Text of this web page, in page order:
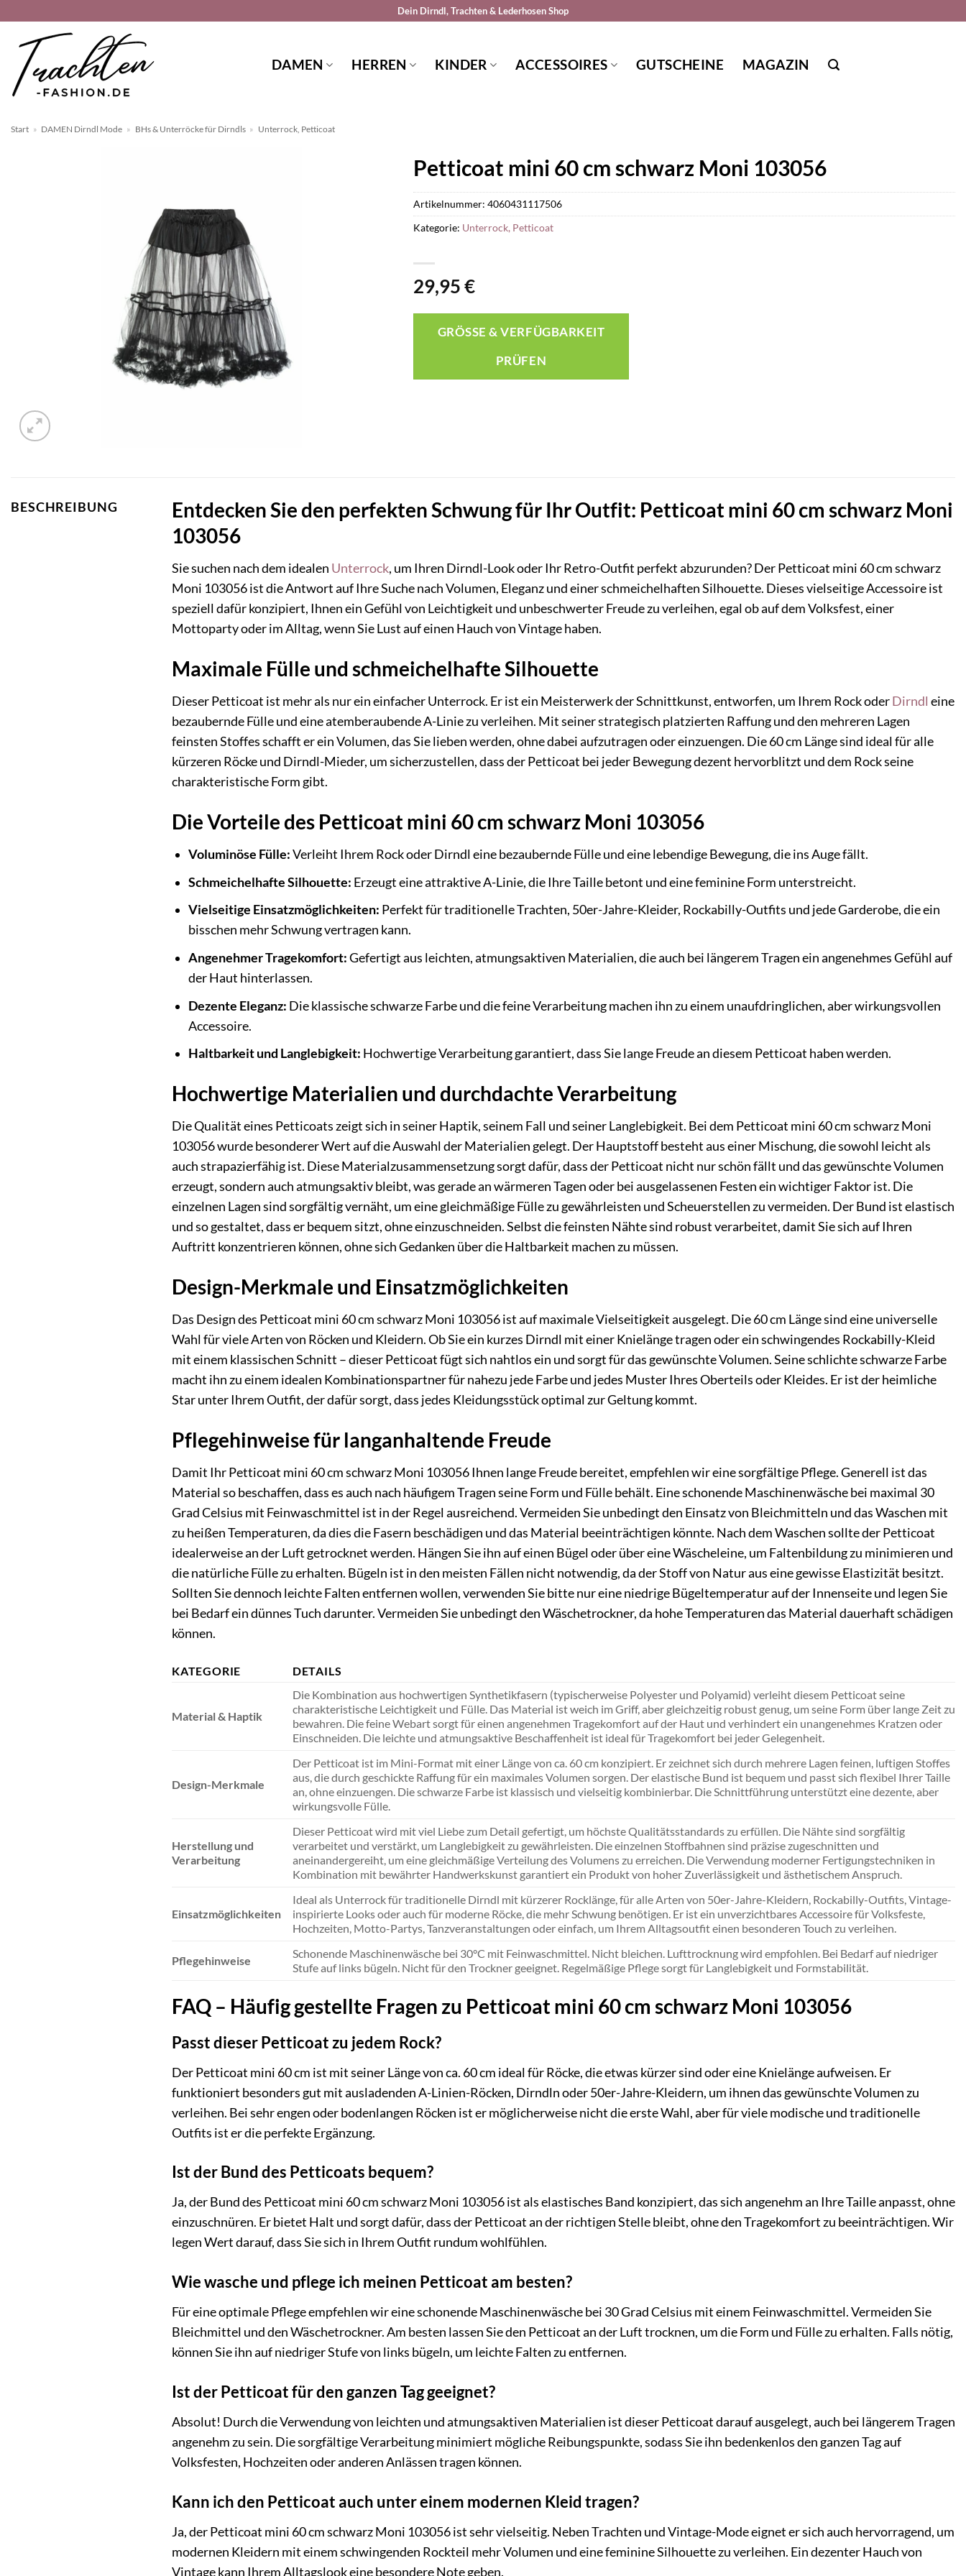
springen
Dein Dirndl, Trachten & Lederhosen Shop
DAMEN HERREN KINDER ACCESSOIRES GUTSCHEINE MAGAZIN
Start » DAMEN Dirndl Mode » BHs & Unterröcke für Dirndls » Unterrock, Petticoat
Petticoat mini 60 cm schwarz Moni 103056
29,95€
GRÖSSE & VERFÜGBARKEIT P
RÜFEN
Artikelnummer: 4060431117506
Kategorie: Unterrock, Petticoat
BESCHREIBUNG
Entdecken Sie den perfekten Schwung für Ihr Outfit: Petticoat mini 60 cm schwarz Moni
103056
Sie suchen nach dem idealen Unterrock, um Ihren Dirndl-Look oder Ihr Retro-Outfit perfekt abzurunden? Der Petticoat mini 60 cm schwarz
Moni 103056 ist die Antwort auf Ihre Suche nach Volumen, Eleganz und einer schmeichelhaften Silhouette. Dieses vielseitige Accessoire ist
speziell dafür konzipiert, Ihnen ein Gefühl von Leichtigkeit und unbeschwerter Freude zu verleihen, egal ob auf dem Volksfest, einer
Mottoparty oder im Alltag, wenn Sie Lust auf einen Hauch von Vintage haben.
Maximale Fülle und schmeichelhafte Silhouette
Dieser Petticoat ist mehr als nur ein einfacher Unterrock. Er ist ein Meisterwerk der Schnittkunst, entworfen, um Ihrem Rock oderDirndl eine
bezaubernde Fülle und eine atemberaubende A-Linie zu verleihen. Mit seiner strategisch platzierten Raffung und den mehreren Lagen
feinsten Stoffes schafft er ein Volumen, das Sie lieben werden, ohne dabei aufzutragen oder einzuengen. Die 60 cm Länge sind ideal für alle
kürzeren Röcke und Dirndl-Mieder, um sicherzustellen, dass der Petticoat bei jeder Bewegung dezent hervorblitzt und dem Rock seine
charakteristische Form gibt.
Die Vorteile des Petticoat mini 60 cm schwarz Moni 103056
Voluminöse Fülle:Verleiht Ihrem Rock oder Dirndl eine bezaubernde Fülle und eine lebendige Bewegung, die ins Auge fällt.
Schmeichelhafte Silhouette: Erzeugt eine attraktive A-Linie, die Ihre Taille betont und eine feminine Form unterstreicht.
Vielseitige Einsatzmöglichkeiten: Perfekt für traditionelle Trachten, 50er-Jahre-Kleider, Rockabilly-Outfits und jede Garderobe, die ein
bisschen mehr Schwung vertragen kann.
Angenehmer Tragekomfort:Gefertigt aus leichten, atmungsaktiven Materialien, die auch bei längerem Tragen ein angenehmes Gefühl auf
der Haut hinterlassen.
Dezente Eleganz: Die klassische schwarze Farbe und die feine Verarbeitung machen ihn zu einem unaufdringlichen, aber wirkungsvollen
Accessoire.
Haltbarkeit und Langlebigkeit: Hochwertige Verarbeitung garantiert, dass Sie lange Freude an diesem Petticoat haben werden.
Hochwertige Materialien und durchdachte Verarbeitung
Die Qualität eines Petticoats zeigt sich in seiner Haptik, seinem Fall und seiner Langlebigkeit. Bei dem Petticoat mini 60 cm schwarz Moni
103056 wurde besonderer Wert auf die Auswahl der Materialien gelegt. Der Hauptstoff besteht aus einer Mischung, die sowohl leicht als
auch strapazierfähig ist. Diese Materialzusammensetzung sorgt dafür, dass der Petticoat nicht nur schön fällt und das gewünschte Volumen
erzeugt, sondern auch atmungsaktiv bleibt, was gerade an wärmeren Tagen oder bei ausgelassenen Festen ein wichtiger Faktor ist. Die
einzelnen Lagen sind sorgfältig vernäht, um eine gleichmäßige Fülle zu gewährleisten und Scheuerstellen zu vermeiden. Der Bund ist elastisch
und so gestaltet, dass er bequem sitzt, ohne einzuschneiden. Selbst die feinsten Nähte sind robust verarbeitet, damit Sie sich auf Ihren
Auftritt konzentrieren können, ohne sich Gedanken über die Haltbarkeit machen zu müssen.
Design-Merkmale und Einsatzmöglichkeiten
Das Design des Petticoat mini 60 cm schwarz Moni 103056 ist auf maximale Vielseitigkeit ausgelegt. Die 60 cm Länge sind eine universelle
Wahl für viele Arten von Röcken und Kleidern. Ob Sie ein kurzes Dirndl mit einer Knielänge tragen oder ein schwingendes Rockabilly-Kleid
mit einem klassischen Schnitt – dieser Petticoat fügt sich nahtlos ein und sorgt für das gewünschte Volumen. Seine schlichte schwarze Farbe
macht ihn zu einem idealen Kombinationspartner für nahezu jede Farbe und jedes Muster Ihres Oberteils oder Kleides. Er ist der heimliche
Star unter Ihrem Outfit, der dafür sorgt, dass jedes Kleidungsstück optimal zur Geltung kommt.
Pflegehinweise für langanhaltende Freude
Damit Ihr Petticoat mini 60 cm schwarz Moni 103056 Ihnen lange Freude bereitet, empfehlen wir eine sorgfältige Pflege. Generell ist das
Material so beschaffen, dass es auch nach häufigem Tragen seine Form und Fülle behält. Eine schonende Maschinenwäsche bei maximal 30
Grad Celsius mit Feinwaschmittel ist in der Regel ausreichend. Vermeiden Sie unbedingt den Einsatz von Bleichmitteln und das Waschen mit
zu heißen Temperaturen, da dies die Fasern beschädigen und das Material beeinträchtigen könnte. Nach dem Waschen sollte der Petticoat
idealerweise an der Luft getrocknet werden. Hängen Sie ihn auf einen Bügel oder über eine Wäscheleine, um Faltenbildung zu minimieren und
die natürliche Fülle zu erhalten. Bügeln ist in den meisten Fällen nicht notwendig, da der Stoff von Natur aus eine gewisse Elastizität besitzt.
Sollten Sie dennoch leichte Falten entfernen wollen, verwenden Sie bitte nur eine niedrige Bügeltemperatur auf der Innenseite und legen Sie
bei Bedarf ein dünnes Tuch darunter. Vermeiden Sie unbedingt den Wäschetrockner, da hohe Temperaturen das Material dauerhaft schädigen
können.
KATEGORIE DETAILS
Material & Haptik
Die Kombination aus hochwertigen Synthetikfasern (typischerweise Polyester und Polyamid) verleiht diesem Petticoat seine
charakteristische Leichtigkeit und Fülle. Das Material ist weich im Griff, aber gleichzeitig robust genug, um seine Form über lange Zeit zu
bewahren. Die feine Webart sorgt für einen angenehmen Tragekomfort auf der Haut und verhindert ein unangenehmes Kratzen oder
Einschneiden. Die leichte und atmungsaktive Beschaffenheit ist ideal für Tragekomfort bei jeder Gelegenheit.
Design-Merkmale
Der Petticoat ist im Mini-Format mit einer Länge von ca. 60 cm konzipiert. Er zeichnet sich durch mehrere Lagen feinen, luftigen Stoffes
aus, die durch geschickte Raffung für ein maximales Volumen sorgen. Der elastische Bund ist bequem und passt sich flexibel Ihrer Taille
an, ohne einzuengen. Die schwarze Farbe ist klassisch und vielseitig kombinierbar. Die Schnittführung unterstützt eine dezente, aber
wirkungsvolle Fülle.
Herstellung und
Verarbeitung
Dieser Petticoat wird mit viel Liebe zum Detail gefertigt, um höchste Qualitätsstandards zu erfüllen. Die Nähte sind sorgfältig
verarbeitet und verstärkt, um Langlebigkeit zu gewährleisten. Die einzelnen Stoffbahnen sind präzise zugeschnitten und
aneinandergereiht, um eine gleichmäßige Verteilung des Volumens zu erreichen. Die Verwendung moderner Fertigungstechniken in
Kombination mit bewährter Handwerkskunst garantiert ein Produkt von hoher Zuverlässigkeit und ästhetischem Anspruch.
Einsatzmöglichkeiten
Ideal als Unterrock für traditionelle Dirndl mit kürzerer Rocklänge, für alle Arten von 50er-Jahre-Kleidern, Rockabilly-Outfits, Vintage-
inspirierte Looks oder auch für moderne Röcke, die mehr Schwung benötigen. Er ist ein unverzichtbares Accessoire für Volksfeste,
Hochzeiten, Motto-Partys, Tanzveranstaltungen oder einfach, um Ihrem Alltagsoutfit einen besonderen Touch zu verleihen.
Pflegehinweise
Schonende Maschinenwäsche bei 30°C mit Feinwaschmittel. Nicht bleichen. Lufttrocknung wird empfohlen. Bei Bedarf auf niedriger
Stufe auf links bügeln. Nicht für den Trockner geeignet. Regelmäßige Pflege sorgt für Langlebigkeit und Formstabilität.
FAQ – Häufig gestellte Fragen zu Petticoat mini 60 cm schwarz Moni 103056
Passt dieser Petticoat zu jedem Rock?
Der Petticoat mini 60 cm ist mit seiner Länge von ca. 60 cm ideal für Röcke, die etwas kürzer sind oder eine Knielänge aufweisen. Er
funktioniert besonders gut mit ausladenden A-Linien-Röcken, Dirndln oder 50er-Jahre-Kleidern, um ihnen das gewünschte Volumen zu
verleihen. Bei sehr engen oder bodenlangen Röcken ist er möglicherweise nicht die erste Wahl, aber für viele modische und traditionelle
Outfits ist er die perfekte Ergänzung.
Ist der Bund des Petticoats bequem?
Ja, der Bund des Petticoat mini 60 cm schwarz Moni 103056 ist als elastisches Band konzipiert, das sich angenehm an Ihre Taille anpasst, ohne
einzuschnüren. Er bietet Halt und sorgt dafür, dass der Petticoat an der richtigen Stelle bleibt, ohne den Tragekomfort zu beeinträchtigen. Wir
legen Wert darauf, dass Sie sich in Ihrem Outfit rundum wohlfühlen.
Wie wasche und pflege ich meinen Petticoat am besten?
Für eine optimale Pflege empfehlen wir eine schonende Maschinenwäsche bei 30 Grad Celsius mit einem Feinwaschmittel. Vermeiden Sie
Bleichmittel und den Wäschetrockner. Am besten lassen Sie den Petticoat an der Luft trocknen, um die Form und Fülle zu erhalten. Falls nötig,
können Sie ihn auf niedriger Stufe von links bügeln, um leichte Falten zu entfernen.
Ist der Petticoat für den ganzen Tag geeignet?
Absolut! Durch die Verwendung von leichten und atmungsaktiven Materialien ist dieser Petticoat darauf ausgelegt, auch bei längerem Tragen
angenehm zu sein. Die sorgfältige Verarbeitung minimiert mögliche Reibungspunkte, sodass Sie ihn bedenkenlos den ganzen Tag auf
Volksfesten, Hochzeiten oder anderen Anlässen tragen können.
Kann ich den Petticoat auch unter einem modernen Kleid tragen?
Ja, der Petticoat mini 60 cm schwarz Moni 103056 ist sehr vielseitig. Neben Trachten und Vintage-Mode eignet er sich auch hervorragend, um
modernen Kleidern mit einem schwingenden Rockteil mehr Volumen und eine feminine Silhouette zu verleihen. Ein dezenter Hauch von
Vintage kann Ihrem Alltagslook eine besondere Note geben.